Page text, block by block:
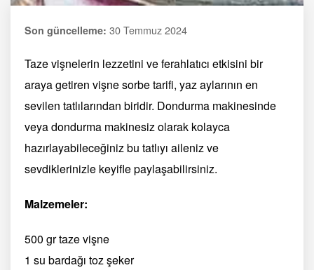
Son güncelleme: 30 Temmuz 2024
Taze vişnelerin lezzetini ve ferahlatıcı etkisini bir
araya getiren vişne sorbe tarifi, yaz aylarının en
sevilen tatlılarından biridir. Dondurma makinesinde
veya dondurma makinesiz olarak kolayca
hazırlayabileceğiniz bu tatlıyı aileniz ve
sevdiklerinizle keyifle paylaşabilirsiniz.
Malzemeler:
500 gr taze vişne
1 su bardağı toz şeker